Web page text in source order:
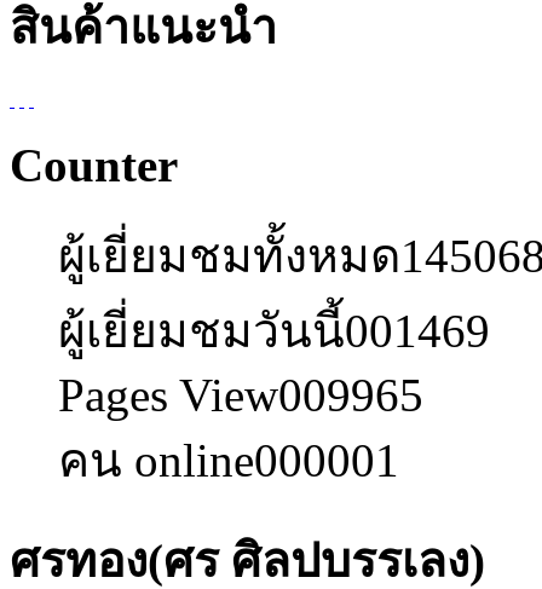
สินค้าแนะนำ
Counter
ผู้เยี่ยมชมทั้งหมด
ผู้เยี่ยมชมวันนี้001469
Pages View009965
คน online000001
ศรทอง(ศร ศิลปบรรเลง)